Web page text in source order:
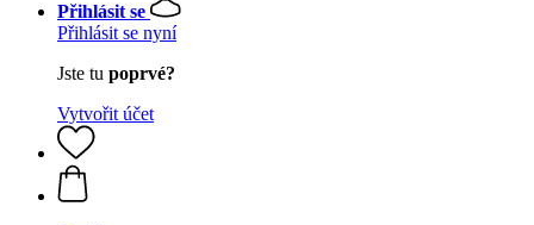
Přihlásit se
Přihlásit se nyní
Jste tu poprvé?
Vytvořit účet